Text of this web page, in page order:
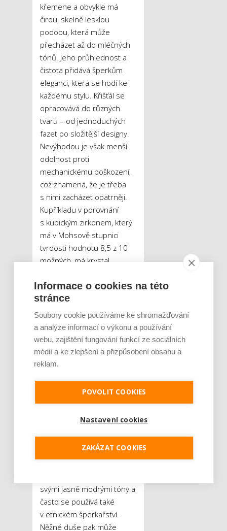
křemene a obvykle má
čirou, skelně lesklou
podobu, která může
přecházet až do mléčných
tónů. Jeho průhlednost a
čistota přidává šperkům
eleganci, která se hodí ke
každému stylu. Křišťál se
opracovává do různých
tvarů – od jednoduchých
fazet po složitější designy.
Nevýhodou je však menší
odolnost proti
mechanickému poškození,
což znamená, že je třeba
s nimi zacházet opatrněji.
Kupříkladu v porovnání
s kubickým zirkonem, který
má v Mohsově stupnici
tvrdosti hodnotu 8,5 z 10
možných, má krystal
Často používané
přírodní kameny: achát,
ametyst, růženín nebo
tyrkys
Mezi oblíbené přírodní
do náušnic, patří třeba
unikátní vrstvené zbarvení,
zatímco ametyst se pyšní
svým hlubokým fialovým
svými jasně modrými tóny a
často se používá také
v etnickém šperkařství.
Něžné duše pak může
Informace o cookies na této
stránce
Soubory cookie používáme ke shromažďování
a analýze informací o výkonu a používání
webu, zajištění fungování funkcí ze sociálních
médií a ke zlepšení a přizpůsobení obsahu a
reklam.
POVOLIT COOKIES
Nastavení cookies
ZAKÁZAT COOKIES